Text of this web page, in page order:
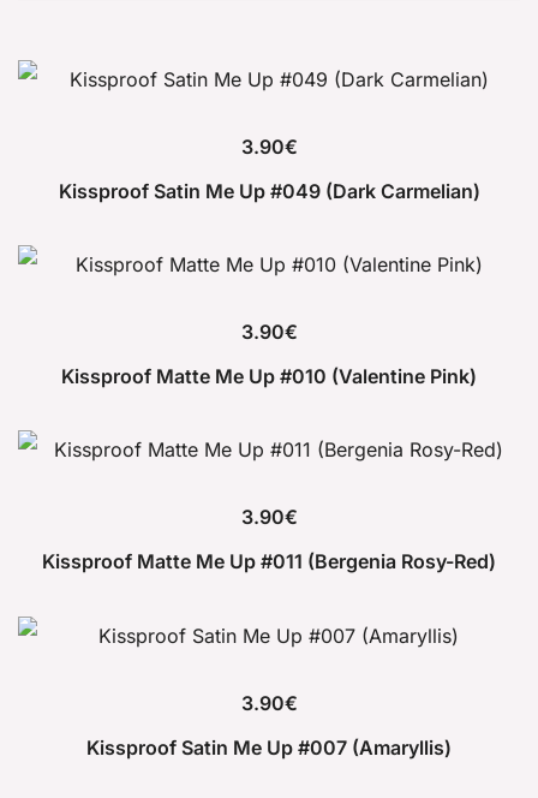
3.90€
Kissproof Satin Me Up #049 (Dark Carmelian)
3.90€
Kissproof Matte Me Up #010 (Valentine Pink)
3.90€
Kissproof Matte Me Up #011 (Bergenia Rosy-Red)
3.90€
Kissproof Satin Me Up #007 (Amaryllis)